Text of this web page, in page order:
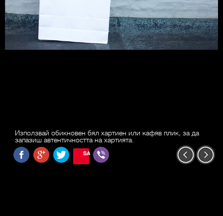
Използвай обикновен бял хартиен или кафяв плик, за да
запазиш автентичността на хартията.
SAVE